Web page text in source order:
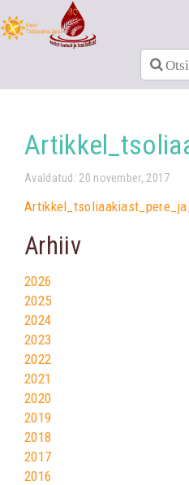
Avaldatud: 20 november, 2017
Arhiiv
2026
2025
2024
2023
2022
2021
2020
2019
2018
2017
2016